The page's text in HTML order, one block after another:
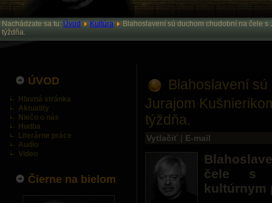
Nachádzate sa tu: Úvod Kultúra
Blahoslavení sú duchom chudobní na čele
týždňa.
ÚVOD
Hlavná stránka
Aktuality
Niečo o nás
Hudba
Literárne práce
Audio
Video
Čierne na bielom
Blahoslavení
Jurajom
týždňa.
Vytlačiť | E-mail
čele s
kultúrnym